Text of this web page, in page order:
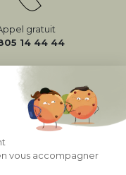
gratuit
14 44 44